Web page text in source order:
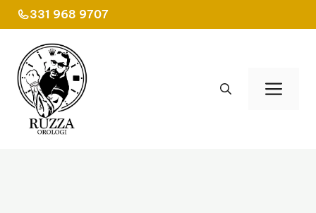
al
contenuto
331 968 9707